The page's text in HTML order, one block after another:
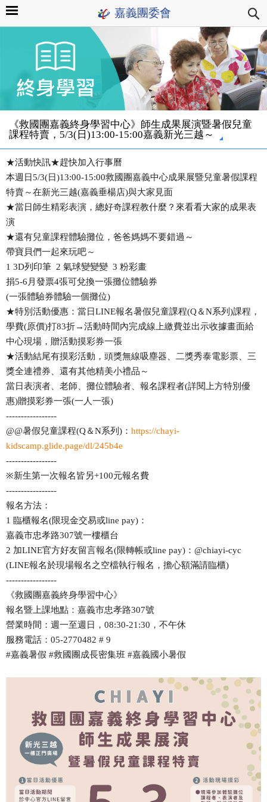
嘉義團委會
《救國團嘉義終身學習中心》師生成果展演暨暑假兒童
課程特賣，5/3(日)13:00-15:00嘉義新光三越～
★活動快訊★趕快加入行事曆
本週日5/3(日)13:00-15:00救國團嘉義中心成果展暨兒童暑假課程
特賣～在新光三越(嘉義垂楊店)與大家見面
★當日師生精彩表演，總好奇課程教什麼？來看看大家的成果表
演
★還有兒童課程體驗攤位，爸爸媽媽不要錯過～
帶寶貝們一起來玩吧～
1 3D列印筆 2 氣球變變變 3 粉彩畫
捐5-6月發票4張可兌換一張攤位體驗券
(一張體驗券體驗一個攤位)
★特別活動優惠：當日LINE報名暑假兒童課程(Q＆N系列)課程，
學費(原價)打83折→活動時間內完成線上繳費並出示收據畫面給
中心現場，贈活動摸彩券一張
★活動結尾有摸彩活動，頭獎無線吸塵器、二獎秀泰電影票、三
獎全連禮券、還有其他精美小禮品～
當日表演者、老師、攤位體驗者、報名課程者(詳閱上方特別優
惠)贈摸彩券一張(一人一張)
-----------------
@@暑假兒童課程(Q＆N系列)： https://chayi-
kidscamp.glide.page/dl/245b4e
-----------------
※新生第一次報名皆另+100元報名費
-----------------
報名方法：
1 臨櫃報名(限現金交易或line pay)：
嘉義市忠孝路307號一樓櫃台
2 加LINE官方好友留言報名(限轉帳或line pay)：@chiayi-cyc
(LINE報名於現場報名之空檔執行報名，擔心額滿請臨櫃)
-----------------
《救國團嘉義終身學習中心》
報名暨上課地點：嘉義市忠孝路307號
營業時間：週一至週日，08:30-21:30，不午休
服務電話：05-2770482 # 9
#嘉義暑假 #救國團成長密集班 #嘉義國小暑假